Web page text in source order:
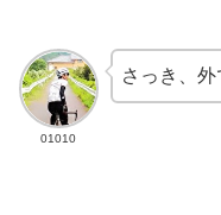
01010
さっき、外